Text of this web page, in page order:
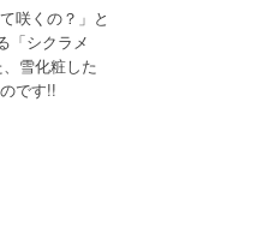
咲くの？」と
「シクラメ
雪化粧した
です!!